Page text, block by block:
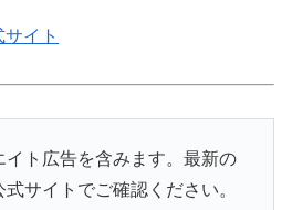
イト
ト広告を含みます。最新の
サイトでご確認ください。